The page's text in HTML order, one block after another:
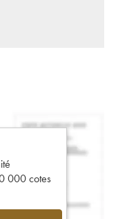
000 cotes